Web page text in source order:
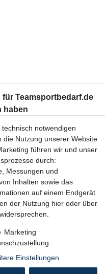
technisch notwendigen
die Nutzung unserer Website
führen wir und unser
durch:
Messungen und
Inhalten sowie das
auf einem Endgerät
der Nutzung hier oder über
Marketing
Einstellungen